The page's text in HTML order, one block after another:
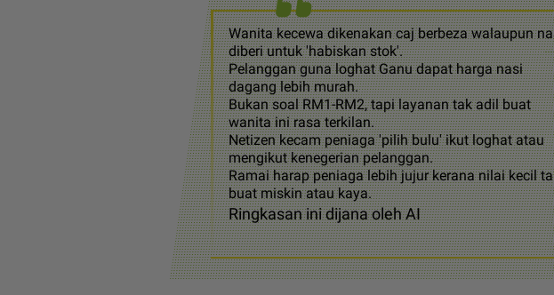
Wanita kecewa dikenakan caj berbeza walaupun
diberi untuk 'habiskan stok'.
Pelanggan guna loghat Ganu dapat harga nasi
dagang lebih murah.
Bukan soal RM1-RM2, tapi layanan tak adil buat
wanita ini rasa terkilan.
Netizen kecam peniaga 'pilih bulu' ikut loghat atau
mengikut kenegerian pelanggan.
Ramai harap peniaga lebih jujur kerana nilai kecil
buat miskin atau kaya.
Ringkasan ini dijana oleh AI